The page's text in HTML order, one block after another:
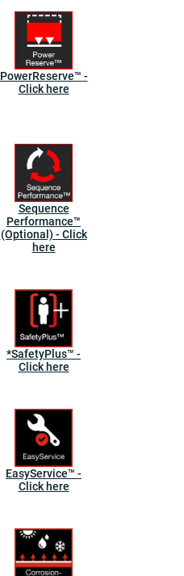
PowerReserve™ -
Click here
Sequence
Performance™
(Optional) - Click
here
*SafetyPlus™ -
Click here
EasyService™ -
Click here